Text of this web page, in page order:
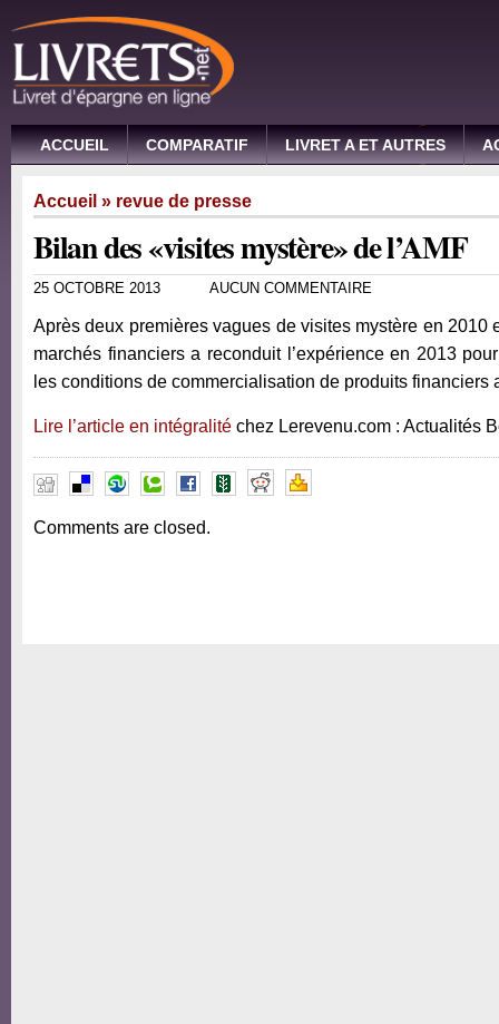
ACCUEIL COMPARATIF LIVRET A ET AUTRES
Accueil » revue de presse
Bilan des «visites mystère» de l’AMF
25 OCTOBRE 2013 AUCUN COMMENTAIRE
Après deux premières vagues de visites mystère en 2010
marchés financiers a reconduit l’expérience en 2013
les conditions de commercialisation de produits financiers
Lire l’article en intégralité chez Lerevenu.com : Actualités
Comments are closed.